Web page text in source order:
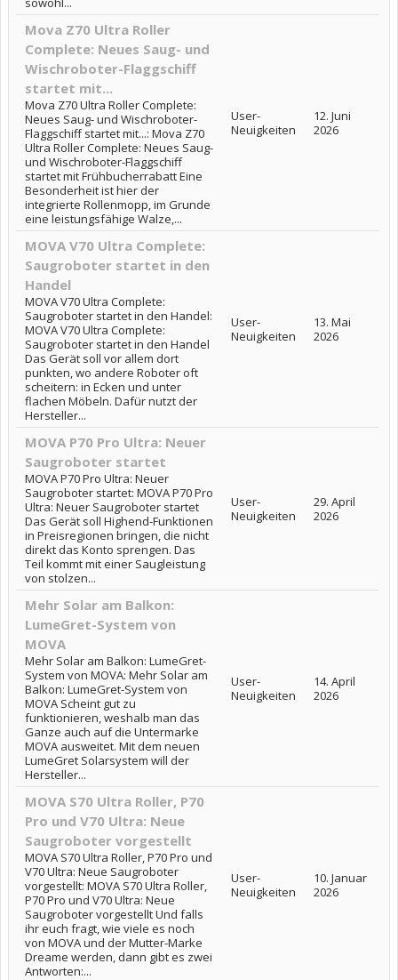
Mova Z70 Ultra Roller
Complete: Neues Saug- und
Wischroboter-Flaggschiff
startet mit...
Mova Z70 Ultra Roller Complete:
Neues Saug- und Wischroboter-
Flaggschiff startet mit...: Mova Z70
Ultra Roller Complete: Neues Saug-
und Wischroboter-Flaggschiff
startet mit Frühbucherrabatt Eine
Besonderheit ist hier der
integrierte Rollenmopp, im Grunde
eine leistungsfähige Walze,...
User-
Neuigkeiten
12. Juni
2026
MOVA V70 Ultra Complete:
Saugroboter startet in den
Handel
MOVA V70 Ultra Complete:
Saugroboter startet in den Handel:
MOVA V70 Ultra Complete:
Saugroboter startet in den Handel
Das Gerät soll vor allem dort
punkten, wo andere Roboter oft
scheitern: in Ecken und unter
flachen Möbeln. Dafür nutzt der
Hersteller...
User-
Neuigkeiten
13. Mai
2026
MOVA P70 Pro Ultra: Neuer
Saugroboter startet
MOVA P70 Pro Ultra: Neuer
Saugroboter startet: MOVA P70 Pro
Ultra: Neuer Saugroboter startet
Das Gerät soll Highend-Funktionen
in Preisregionen bringen, die nicht
direkt das Konto sprengen. Das
Teil kommt mit einer Saugleistung
von stolzen...
User-
Neuigkeiten
29. April
2026
Mehr Solar am Balkon:
LumeGret-System von
MOVA
Mehr Solar am Balkon: LumeGret-
System von MOVA: Mehr Solar am
Balkon: LumeGret-System von
MOVA Scheint gut zu
funktionieren, weshalb man das
Ganze auch auf die Untermarke
MOVA ausweitet. Mit dem neuen
LumeGret Solarsystem will der
Hersteller...
User-
Neuigkeiten
14. April
2026
MOVA S70 Ultra Roller, P70
Pro und V70 Ultra: Neue
Saugroboter vorgestellt
MOVA S70 Ultra Roller, P70 Pro und
V70 Ultra: Neue Saugroboter
vorgestellt: MOVA S70 Ultra Roller,
P70 Pro und V70 Ultra: Neue
Saugroboter vorgestellt Und falls
ihr euch fragt, wie viele es noch
von MOVA und der Mutter-Marke
Dreame werden, dann gibt es zwei
Antworten:...
User-
Neuigkeiten
10. Januar
2026